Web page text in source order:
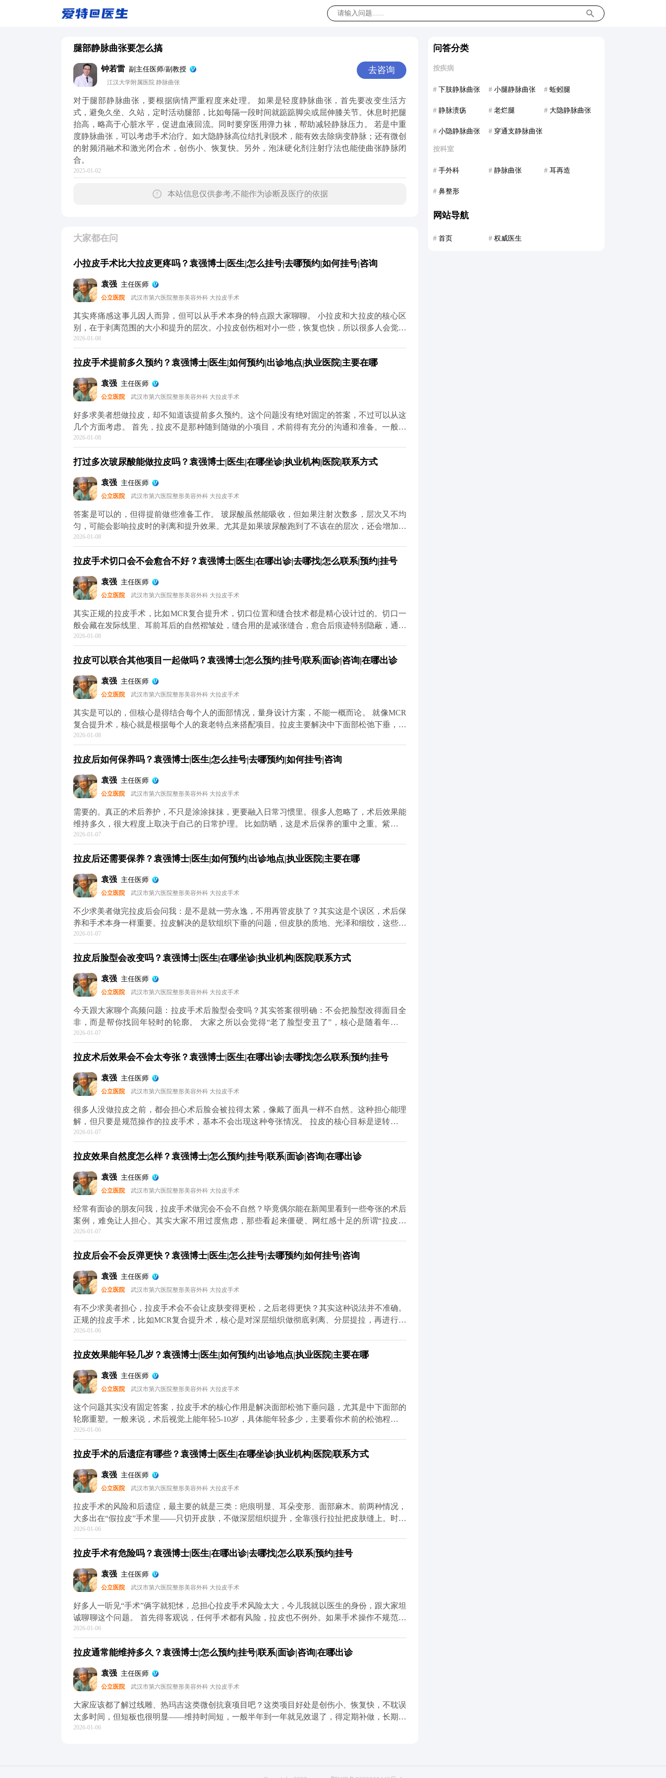
腿部静脉曲张要怎么搞
钟若雷 副主任医师/副教授 去咨询
江汉大学附属医院 静脉曲张
对于腿部静脉曲张，要根据病情严重程度来处理。 如果是轻度静脉曲张，首先要改变生活方
式，避免久坐、久站，定时活动腿部，比如每隔一段时间就踮踮脚尖或屈伸膝关节。休息时把腿
抬高，略高于心脏水平，促进血液回流。同时要穿医用弹力袜，帮助减轻静脉压力。 若是中重
度静脉曲张，可以考虑手术治疗。如大隐静脉高位结扎剥脱术，能有效去除病变静脉；还有微创
的射频消融术和激光闭合术，创伤小、恢复快。另外，泡沫硬化剂注射疗法也能使曲张静脉闭
合。
2025-01-02
本站信息仅供参考,不能作为诊断及医疗的依据
大家都在问
小拉皮手术比大拉皮更疼吗？袁强博士|医生|怎么挂号|去哪预约|如何挂号|咨询
袁强 主任医师
公立医院 武汉市第六医院整形美容外科 大拉皮手术
其实疼痛感这事儿因人而异，但可以从手术本身的特点跟大家聊聊。 小拉皮和大拉皮的核心区
别，在于剥离范围的大小和提升的层次。小拉皮创伤相对小一些，恢复也快，所以很多人会觉得
做小拉皮更轻松。但疼痛感真不是由手术大小完全决定的，更多是看个人耐受力、术中麻醉效果
疼痛感主要集中在恢复初期，但可以通过药物和物理方式缓解。我都会跟患者交代，术后多休
术式，关键还是要根据自己的衰老程度和预期效果，选适合自己的方案才对。 想知道更多关于
MCR复合提升术的问题，可以去官方媒体平台（公众号、百家号、小红薯）预约面诊，详细了
解。
2026-01-08
拉皮手术提前多久预约？袁强博士|医生|如何预约|出诊地点|执业医院|主要在哪
袁强 主任医师
公立医院 武汉市第六医院整形美容外科 大拉皮手术
好多求美者想做拉皮，却不知道该提前多久预约。这个问题没有绝对固定的答案，不过可以从这
几个方面考虑。 首先，拉皮不是那种随到随做的小项目，术前得有充分的沟通和准备。一般建
议至少提前1-2个月预约面诊，这样医生才有足够的时间了解你的面部情况、需求，帮你设计个
一定要提前规划好时间，避免恢复期和重要行程冲突。另外，手术前还得做一些必要的体检，确
术排期通常都比较满，提前预约才能避免等太久。建议大家只要有初步想法，就可以先过来咨
询，给自己和医生都留足准备时间。 想知道更多关于MCR复合提升术的问题，可以去官方媒体
平台（公众号、百家号、小红薯）预约面诊，详细了解。
2026-01-08
打过多次玻尿酸能做拉皮吗？袁强博士|医生|在哪坐诊|执业机构|医院|联系方式
袁强 主任医师
公立医院 武汉市第六医院整形美容外科 大拉皮手术
答案是可以的，但得提前做些准备工作。 玻尿酸虽然能吸收，但如果注射次数多，层次又不均
匀，可能会影响拉皮时的剥离和提升效果。尤其是如果玻尿酸跑到了不该在的层次，还会增加手
术的复杂度。 所以我一般建议，拉皮手术前先面诊检查，看看面部玻尿酸的分布情况。如果有
也能让提升效果更精准、更持久。 其实拉皮和填充并不冲突，关键是要找对时间、用对方式，
台（公众号、百家号、小红薯）预约面诊，详细了解。
2026-01-08
拉皮手术切口会不会愈合不好？袁强博士|医生|在哪出诊|去哪找|怎么联系|预约|挂号
袁强 主任医师
公立医院 武汉市第六医院整形美容外科 大拉皮手术
其实正规的拉皮手术，比如MCR复合提升术，切口位置和缝合技术都是精心设计过的。切口一
般会藏在发际线里、耳前耳后的自然褶皱处，缝合用的是减张缝合，愈合后痕迹特别隐蔽，通常
1-3个月就基本看不出来了。至于大家担心的耳朵变形，只要操作规范，这种情况很少出现。 当
物、海鲜和牛羊肉这些“发物”也先忌口，饮食清淡软烂一些。出院后可以散散步，但一个月内别
护理，拉皮切口愈合大多都很理想，不用过度焦虑。 想知道更多关于MCR复合提升术的问题，
可以去官方媒体平台（公众号、百家号、小红薯）预约面诊，详细了解。
2026-01-08
拉皮可以联合其他项目一起做吗？袁强博士|怎么预约|挂号|联系|面诊|咨询|在哪出诊
袁强 主任医师
公立医院 武汉市第六医院整形美容外科 大拉皮手术
其实是可以的，但核心是得结合每个人的面部情况，量身设计方案，不能一概而论。 就像MCR
复合提升术，核心就是根据每个人的衰老特点来搭配项目。拉皮主要解决中下面部松弛下垂，但
很多人眼周问题也很明显，比如上眼皮松、眼角往下掉，或者眼袋突出，这种时候单做拉皮就不
比如提眉能顺便改善眉形和上眼皮松弛，祛眼袋分内路和外路，内路适合单纯脂肪膨出的，外路
议，要是时间充裕，分阶段做会更稳妥。先做拉皮把整体轮廓提上来，等面部状态稳定了（大概
半年左右），再针对性调整眼周，这样最终效果会更协调自然。 想知道更多关于MCR复合提升
术的问题，可以去官方媒体平台（公众号、百家号、小红薯）预约面诊，详细了解。
2026-01-08
拉皮后如何保养吗？袁强博士|医生|怎么挂号|去哪预约|如何挂号|咨询
袁强 主任医师
公立医院 武汉市第六医院整形美容外科 大拉皮手术
需要的。真正的术后养护，不只是涂涂抹抹，更要融入日常习惯里。很多人忽略了，术后效果能
维持多久，很大程度上取决于自己的日常护理。 比如防晒，这是术后保养的重中之重。紫外线
是皮肤老化的头号元凶，术后如果不做好防晒，不仅容易出现色素沉着，还会加速胶原分解，让
容易暗沉，还可能让松弛问题复发。 另外，表情管理也很关键。虽然术后表情会慢慢恢复自
重要，要定期回访医生，根据皮肤的恢复状态调整保养方案。拉皮从来不是抗衰的终点，只是帮
你把皮肤状态拉回一个好的起点，后续的健康生活习惯，才是维持年轻态的核心。你对皮肤用
心，它自然会给你好的反馈。 想知道更多关于MCR复合提升术的问题，可以去官方媒体平台
（公众号、百家号、小红薯）预约面诊，详细了解。
2026-01-07
拉皮后还需要保养？袁强博士|医生|如何预约|出诊地点|执业医院|主要在哪
袁强 主任医师
公立医院 武汉市第六医院整形美容外科 大拉皮手术
不少求美者做完拉皮后会问我：是不是就一劳永逸，不用再管皮肤了？其实这是个误区，术后保
养和手术本身一样重要。拉皮解决的是软组织下垂的问题，但皮肤的质地、光泽和细纹，这些细
节同样影响年轻感。 手术能帮我们把面部组织复位到好的状态，但皮肤的自然衰老过程并没有
家术后用温和的护肤品，重点做好保湿和防晒，要是皮肤含水量不够，也可以在医生指导下配合
动态纹，时间久了会变成静态纹。定期在医生评估后打除皱针，能放松肌肉，延缓静态纹出现。
其实拉皮更像是抗衰的“基础工程”，帮你搭好紧致的框架，后续的保养就是填想知道更多关于
MCR复合提升术的问题，可以去官方媒体平台（公众号、百家号、小红薯）预约面诊，详细了
解。充细节，这样才能让年轻状态维持得更久。
2026-01-07
拉皮后脸型会改变吗？袁强博士|医生|在哪坐诊|执业机构|医院|联系方式
袁强 主任医师
公立医院 武汉市第六医院整形美容外科 大拉皮手术
今天跟大家聊个高频问题：拉皮手术后脸型会变吗？其实答案很明确：不会把脸型改得面目全
非，而是帮你找回年轻时的轮廓。 大家之所以会觉得“老了脸型变丑了”，核心是随着年龄增
长，面部软组织会慢慢下移——比如苹果肌往下掉、法令纹变深、下颌线模糊，看起来脸变宽变
就像我做拉皮时，会通过精准剥离后把这些深层组织复位固定，再去掉多余的松弛皮肤。术后你
部不对称，我们会在复位时做微调，但核心原则是尊重你的原生面部结构。记住，拉皮是“还原
年轻轮廓”，不是“重塑脸型”，目的是让你找回曾经的自己。 想知道更多关于MCR复合提升术的
问题，可以去官方媒体平台（公众号、百家号、小红薯）预约面诊，详细了解。
2026-01-07
拉皮术后效果会不会太夸张？袁强博士|医生|在哪出诊|去哪找|怎么联系|预约|挂号
袁强 主任医师
公立医院 武汉市第六医院整形美容外科 大拉皮手术
很多人没做拉皮之前，都会担心术后脸会被拉得太紧，像戴了面具一样不自然。这种担心能理
解，但只要是规范操作的拉皮手术，基本不会出现这种夸张情况。 拉皮的核心目标是逆转皮肤
松弛下垂，让面部线条回到年轻时的紧致状态，而不是盲目地“往上提”。比如MCR复合提升术
面部组织协调回归原位。这样操作下来，不会出现“吊梢眼”“脸绷得发亮”的情况，反而会让轮廓
骼和软组织情况做个性化方案，避免过度切除皮肤或过度提升。术后初期可能会有轻微的紧绷
感，一般一两周就会慢慢适应，表情也能完全恢复自如。与其担心效果夸张，不如多花时间筛选
正规医院和医生，毕竟拉皮的本质是“修复衰老”，不是“改造容貌”。 想知道更多关于MCR复合
提升术的问题，可以去官方媒体平台（公众号、百家号、小红薯）预约面诊，详细了解。
2026-01-07
拉皮效果自然度怎么样？袁强博士|怎么预约|挂号|联系|面诊|咨询|在哪出诊
袁强 主任医师
公立医院 武汉市第六医院整形美容外科 大拉皮手术
经常有面诊的朋友问我，拉皮手术做完会不会不自然？毕竟偶尔能在新闻里看到一些夸张的术后
案例，难免让人担心。其实大家不用过度焦虑，那些看起来僵硬、网红感十足的所谓“拉皮效
果”，大多不是规范手术的问题——要么是操作方式不正规，要么是过度追求“提升感”，忽略了
另一个人。就比如MCR复合提升术，就是通过精准剥离，把下垂的软组织放回原本的位置，再
响。 术后初期有点肿胀是正常的，随着恢复会慢慢软化，轮廓也会越来越自然。所以想做拉皮
的朋友，重点不是纠结“会不会不自然”，而是找正规机构和有经验的医生。好的拉皮效果，应该
是别人觉得你年轻了，但说不出哪里变了，这才是理想的状态。 想知道更多关于MCR复合提升
术的问题，可以去官方媒体平台（公众号、百家号、小红薯）预约面诊，详细了解。
2026-01-07
拉皮后会不会反弹更快？袁强博士|医生|怎么挂号|去哪预约|如何挂号|咨询
袁强 主任医师
公立医院 武汉市第六医院整形美容外科 大拉皮手术
有不少求美者担心，拉皮手术会不会让皮肤变得更松，之后老得更快？其实这种说法并不准确。
正规的拉皮手术，比如MCR复合提升术，核心是对深层组织做彻底剥离、分层提拉，再进行复
位固定，最后去掉多余的松弛皮肤。整个过程是让组织在稳定的位置上重新贴合，效果很扎实，
是“假拉皮”——只单纯拉紧表面皮肤，不处理深层组织。这种手术的效果本身就不持久，很快就
键”，甚至能轻微“倒回”一小段。术后你的组织会在更年轻的位置上，按照自然的衰老速度慢慢
变化，也就是说，之后你会一直比同龄人看起来更紧致、更年轻。 当然了，拉皮也不是一劳永
逸的。术后还是要注意日常保养，比如做好皮肤护理、控制夸张表情、保持健康作息。毕竟手术
主要解决的是“下垂”问题，而皱纹、肤质这些细节，还需要靠日常维护来配合。 想知道更多关
于MCR复合提升术的问题，可以去官方媒体平台（公众号、百家号、小红薯）预约面诊，详细
了解。
2026-01-06
拉皮效果能年轻几岁？袁强博士|医生|如何预约|出诊地点|执业医院|主要在哪
袁强 主任医师
公立医院 武汉市第六医院整形美容外科 大拉皮手术
这个问题其实没有固定答案，拉皮手术的核心作用是解决面部松弛下垂问题，尤其是中下面部的
轮廓重塑。一般来说，术后视觉上能年轻5-10岁，具体能年轻多少，主要看你术前的松弛程度、
皮肤质地，还有手术方案的精准设计。 举个例子，之前有位50岁的求美者，她皮肤弹性还不
致，看起来就像40出头，效果很直观。但大家要清楚，拉皮不是“换脸”，它不会改变你的五官基
置，从而实现视觉上的“减龄”。如果术后能做好保养，比如坚持防晒、保湿，配合适度的抗衰护
理，这种年轻状态还能维持得更久。 想知道更多关于MCR复合提升术的问题，可以去官方媒体
平台（公众号、百家号、小红薯）预约面诊，详细了解。
2026-01-06
拉皮手术的后遗症有哪些？袁强博士|医生|在哪坐诊|执业机构|医院|联系方式
袁强 主任医师
公立医院 武汉市第六医院整形美容外科 大拉皮手术
拉皮手术的风险和后遗症，最主要的就是三类：疤痕明显、耳朵变形、面部麻木。前两种情况，
大多出在“假拉皮”手术里——只切开皮肤，不做深层组织提升，全靠强行拉扯把皮肤缝上。时间
一长，下垂的组织会往下拽切口和耳朵，慢慢就会出现疤痕变宽、耳朵变形的问题。 但正规的
贴合，不会强行拉扯切口和耳朵，这样就能最大程度避免疤痕和耳朵变形的问题。 至于面部麻
可能会有麻木感，但这种感觉一般三个月内就会慢慢恢复。只要医生操作规范，避开重要神经，
这种暂时性的不适完全是可以接受的。 总结下来就是，拉皮的后遗症大多和手术方式不规范有
关，选对医生和手术方案，就能有效规避。 想知道更多关于MCR复合提升术的问题，可以去官
方媒体平台（公众号、百家号、小红薯）预约面诊，详细了解。
2026-01-06
拉皮手术有危险吗？袁强博士|医生|在哪出诊|去哪找|怎么联系|预约|挂号
袁强 主任医师
公立医院 武汉市第六医院整形美容外科 大拉皮手术
好多人一听见“手术”俩字就犯怵，总担心拉皮手术风险太大，今儿我就以医生的身份，跟大家坦
诚聊聊这个问题。 首先得客观说，任何手术都有风险，拉皮也不例外。如果手术操作不规范，
确实可能出现血肿、皮肤凹凸不平，严重的还可能损伤神经。比如有些朋友做完后耳朵变形、疤
行拉扯皮肤缝合，自然容易出问题。 但大家也不用过度恐慌，在正规医院找经验丰富的医生操
神经，做分层减张缝合，尽量减少对组织的创伤。还会注意保护面部主要神经分支，避免不必要
的损伤。 所以说，想做拉皮，第一步也是最关键的一步，就是选对正规医院和靠谱医生，这是
降低风险的想知道更多关于MCR复合提升术的问题，可以去官方媒体平台（公众号、百家号、
小红薯）预约面诊，详细了解。核心。
2026-01-06
拉皮通常能维持多久？袁强博士|怎么预约|挂号|联系|面诊|咨询|在哪出诊
袁强 主任医师
公立医院 武汉市第六医院整形美容外科 大拉皮手术
大家应该都了解过线雕、热玛吉这类微创抗衰项目吧？这类项目好处是创伤小、恢复快，不耽误
太多时间，但短板也很明显——维持时间短，一般半年到一年就见效退了，得定期补做，长期算
下来花费也不少。 拉皮手术就不一样了，它不是只把表面皮肤拉紧那么简单，核心是通过深层
当当“扎根”，一次手术就能让你摆脱松弛困扰挺久。这么算下来，从长远来看，性价比其实更
高。 当然了，具体能维持多久，和个人体质、术后护理还有生活习惯都有关系，但总体来说，
2026-01-06
问答分类
按疾病
# 下肢静脉曲张 # 小腿静脉曲张 # 蚯蚓腿
# 静脉溃疡 # 老烂腿 # 大隐静脉曲张
# 小隐静脉曲张 # 穿通支静脉曲张
按科室
# 手外科 # 静脉曲张 # 耳再造
# 鼻整形
网站导航
# 首页 # 权威医生